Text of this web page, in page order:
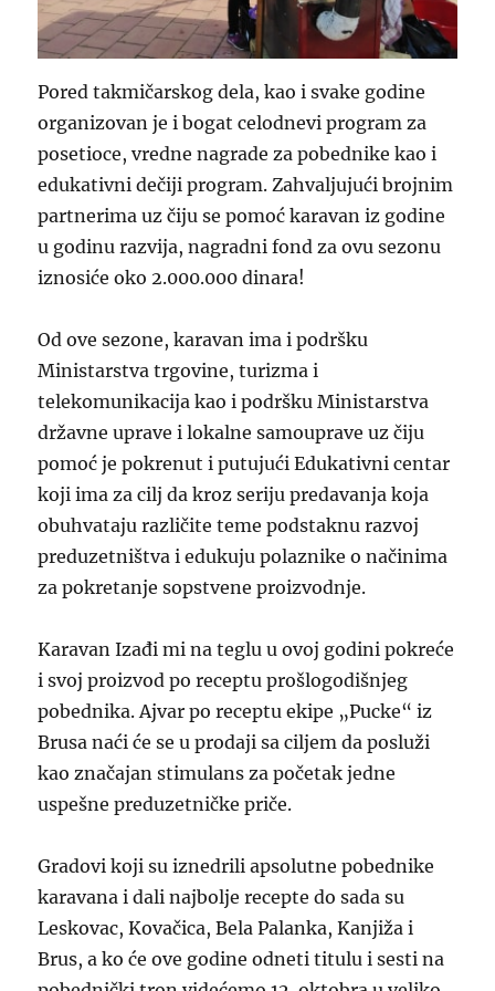
Pored takmičarskog dela, kao i svake godine
organizovan je i bogat celodnevi program za
posetioce, vredne nagrade za pobednike kao i
edukativni dečiji program. Zahvaljujući brojnim
partnerima uz čiju se pomoć karavan iz godine
u godinu razvija, nagradni fond za ovu sezonu
iznosiće oko 2.000.000 dinara!
Od ove sezone, karavan ima i podršku
Ministarstva trgovine, turizma i
telekomunikacija kao i podršku Ministarstva
državne uprave i lokalne samouprave uz čiju
pomoć je pokrenut i putujući Edukativni centar
koji ima za cilj da kroz seriju predavanja koja
obuhvataju različite teme podstaknu razvoj
preduzetništva i edukuju polaznike o načinima
za pokretanje sopstvene proizvodnje.
Karavan Izađi mi na teglu u ovoj godini pokreće
i svoj proizvod po receptu prošlogodišnjeg
pobednika. Ajvar po receptu ekipe „Pucke“ iz
Brusa naći će se u prodaji sa ciljem da posluži
kao značajan stimulans za početak jedne
uspešne preduzetničke priče.
Gradovi koji su iznedrili apsolutne pobednike
karavana i dali najbolje recepte do sada su
Leskovac, Kovačica, Bela Palanka, Kanjiža i
Brus, a ko će ove godine odneti titulu i sesti na